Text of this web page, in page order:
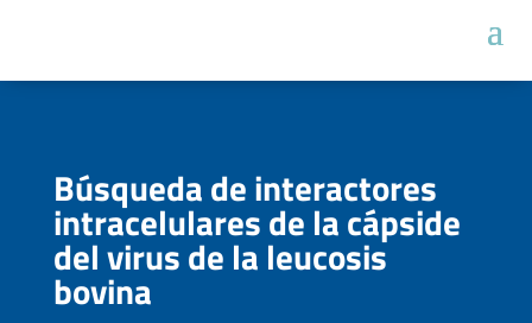
Búsqueda de interactores
intracelulares de la cápside
del virus de la leucosis
bovina